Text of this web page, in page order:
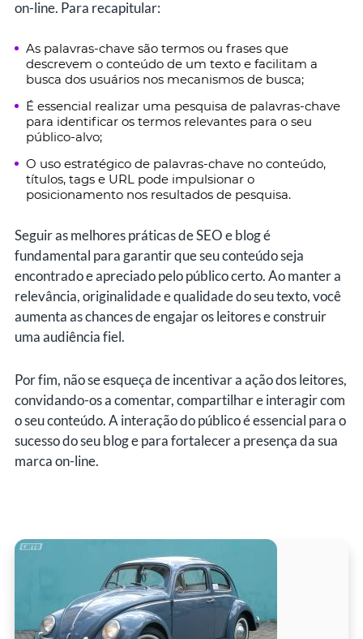
on-line. Para recapitular:
As palavras-chave são termos ou frases que
descrevem o conteúdo de um texto e facilitam a
busca dos usuários nos mecanismos de busca;
É essencial realizar uma pesquisa de palavras-chave
para identificar os termos relevantes para o seu
público-alvo;
O uso estratégico de palavras-chave no conteúdo,
títulos, tags e URL pode impulsionar o
posicionamento nos resultados de pesquisa.
Seguir as melhores práticas de SEO e blog é
fundamental para garantir que seu conteúdo seja
encontrado e apreciado pelo público certo. Ao manter a
relevância, originalidade e qualidade do seu texto, você
aumenta as chances de engajar os leitores e construir
uma audiência fiel.
Por fim, não se esqueça de incentivar a ação dos leitores,
convidando-os a comentar, compartilhar e interagir com
o seu conteúdo. A interação do público é essencial para o
sucesso do seu blog e para fortalecer a presença da sua
marca on-line.